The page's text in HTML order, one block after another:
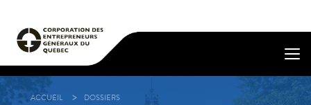
ACCUEIL
DOSSIERS